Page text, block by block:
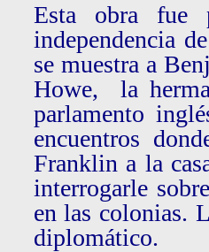
Esta obra fue
independencia
se muestra a
Howe, la
parlamento
encuentros
Franklin a la
interrogarle
en las colonias.
diplomático.